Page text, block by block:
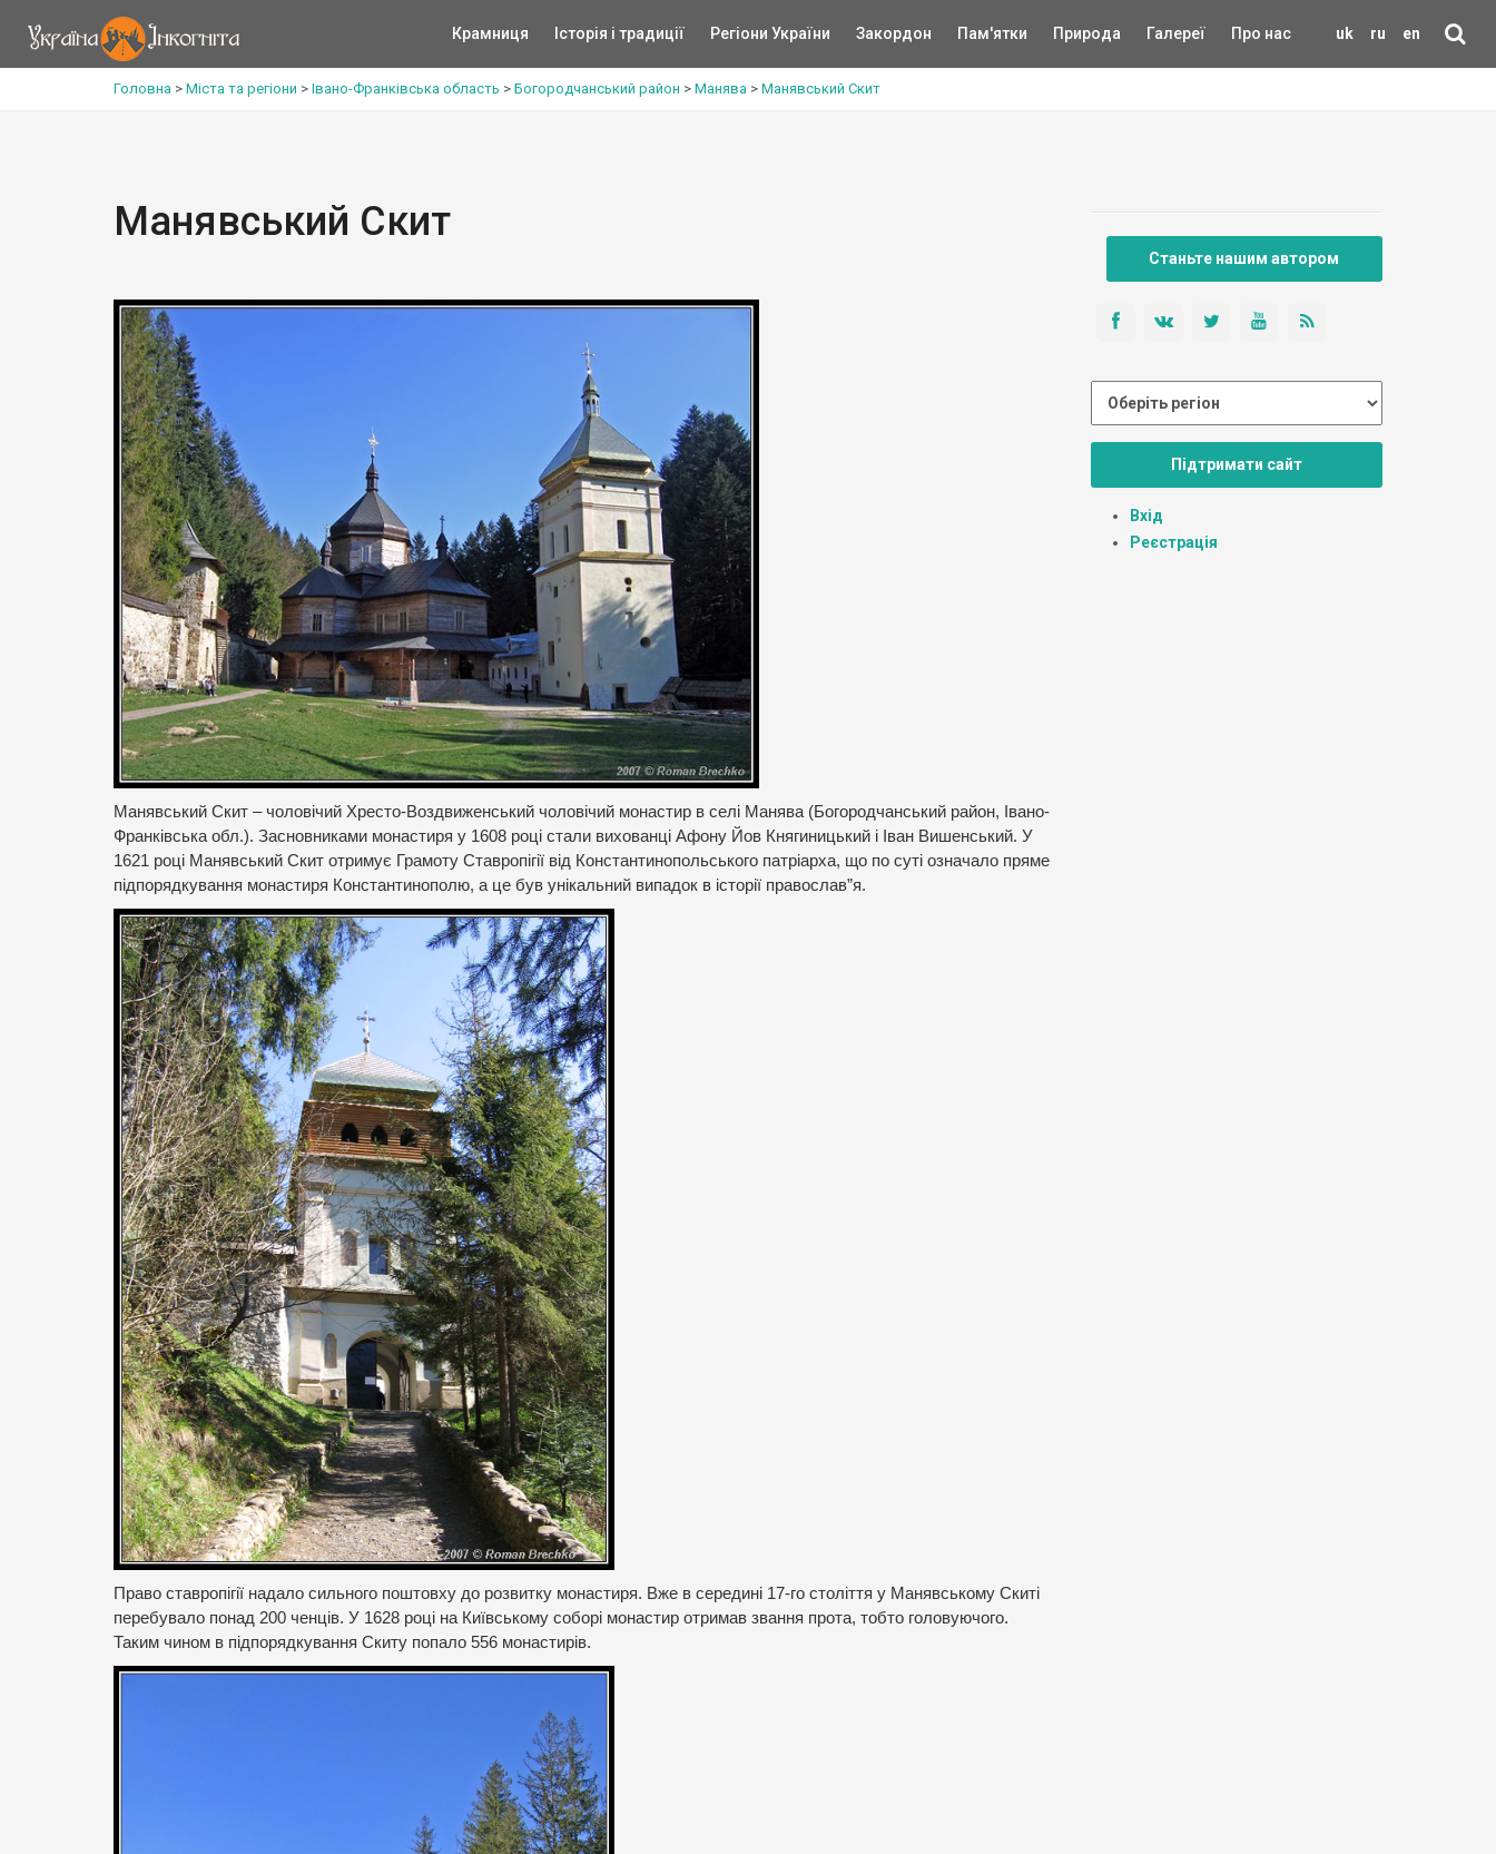
uk ru en
Крамниця Історія і традиції Регіони України Закордон Пам'ятки Природа Галереї Про нас
Головна > Міста та регіони > Івано-Франківська область > Богородчанський район > Манява > Манявський Скит
Манявський Скит
Манявський Скит – чоловічий Хресто-Воздвиженський чоловічий монастир в селі Манява (Богородчанський район, Івано-
Франківська обл.). Засновниками монастиря у 1608 році стали вихованці Афону Йов Княгиницький і Іван Вишенський. У
1621 році Манявський Скит отримує Грамоту Ставропігії від Константинопольського патріарха, що по суті означало пряме
підпорядкування монастиря Константинополю, а це був унікальний випадок в історії православ”я.
Право ставропігії надало сильного поштовху до розвитку монастиря. Вже в середині 17-го століття у Манявському Скиті
перебувало понад 200 ченців. У 1628 році на Київському соборі монастир отримав звання прота, тобто головуючого.
Таким чином в підпорядкування Скиту попало 556 монастирів.
Станьте нашим автором
Підтримати сайт
Вхід
Реєстрація